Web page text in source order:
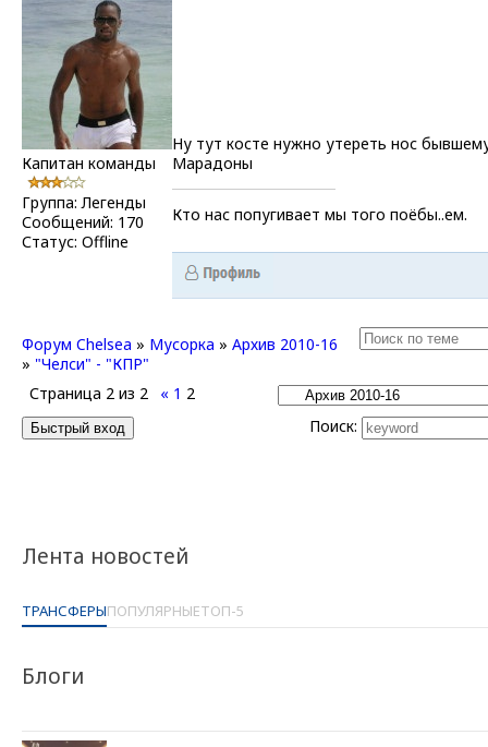
Лента новостей
ТРАНСФЕРЫПОПУЛЯРНЫЕТОП-5
Блоги
Капитан команды
Группа: Легенды
Сообщений: 170
Статус: Offline
Ну тут косте нужно утереть нос
Марадоны
Кто нас попугивает мы того поёбы..ем.
Форум Chelsea » Мусорка » Архив 2010-16
» "Челси" - "КПР"
Страница 2 из 2 « 1 2
Поиск: